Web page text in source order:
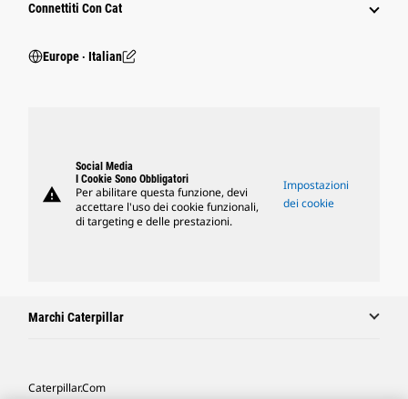
Connettiti Con Cat
Europe ‧ Italian
warning
Social Media
I Cookie Sono Obbligatori
Per abilitare questa funzione, devi
accettare l'uso dei cookie funzionali,
di targeting e delle prestazioni.
Impostazioni
dei cookie
Marchi Caterpillar
Caterpillar.com